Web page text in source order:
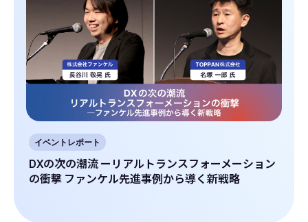
イベントレポート
DXの次の潮流 ーリアルトランスフォーメーション
の衝撃 ファンケル先進事例から導く新戦略